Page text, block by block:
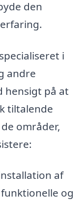
den
i
andre
hensigt på at
tiltalende
områder,
af
og